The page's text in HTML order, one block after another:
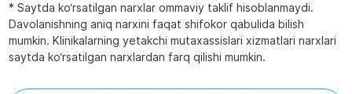
* Saytda ko‘rsatilgan narxlar ommaviy taklif hisoblanmaydi.
Davolanishning aniq narxini faqat shifokor qabulida bilish
mumkin. Klinikalarning yetakchi mutaxassislari xizmatlari narxlari
saytda ko‘rsatilgan narxlardan farq qilishi mumkin.